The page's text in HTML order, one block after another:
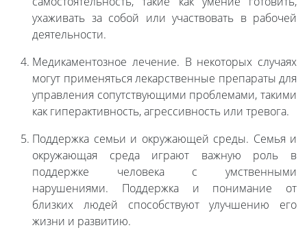
ухаживать за собой или участвовать в рабочей
деятельности.
Медикаментозное лечение. В некоторых случаях
могут применяться лекарственные препараты для
управления сопутствующими проблемами, такими
как гиперактивность, агрессивность или тревога.
Поддержка семьи и окружающей среды. Семья и
окружающая среда играют важную роль в
поддержке человека с умственными
нарушениями. Поддержка и понимание от
близких людей способствуют улучшению его
жизни и развитию.